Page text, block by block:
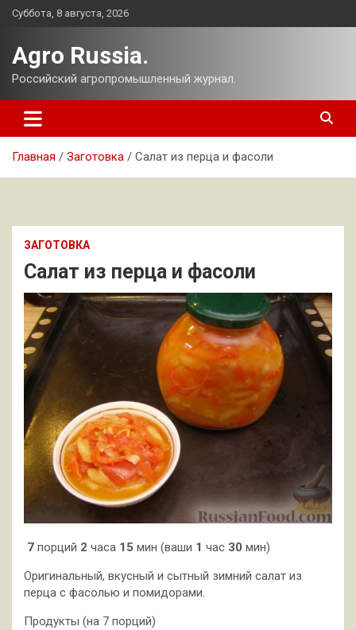
Перейти
Суббота, 8 августа, 2026
Agro Russia.
Российский агропромышленный журнал.
Главная Заготовка Салат из перца и фасоли
ЗАГОТОВКА
Салат из перца и фасоли
7 порций 2 часа 15 мин (ваши 1 час 30 мин)
Оригинальный, вкусный и сытный зимний салат из
перца с фасолью и помидорами.
Продукты (на 7 порций)